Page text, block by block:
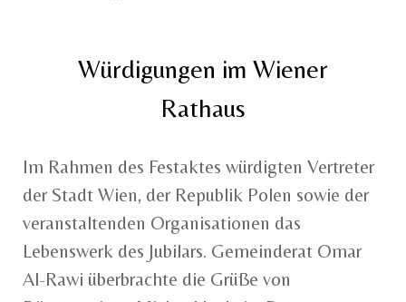
Würdigungen im Wiener
Rathaus
Im Rahmen des Festaktes würdigten Vertreter
der Stadt Wien, der Republik Polen sowie der
veranstaltenden Organisationen das
Lebenswerk des Jubilars. Gemeinderat Omar
Al-Rawi überbrachte die Grüße von